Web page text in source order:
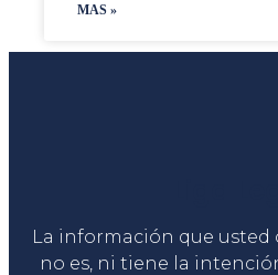
MAS »
La información que usted
no es, ni tiene la